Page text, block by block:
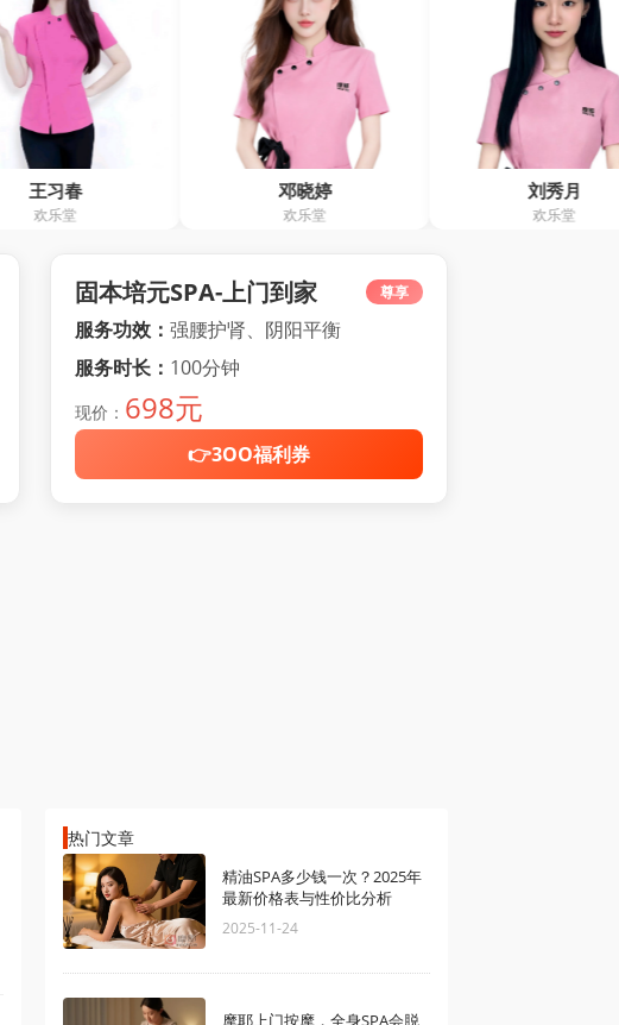
固本培元SPA-上门到家 尊享
服务功效： 强腰护肾、阴阳平衡
服务时长： 100分钟
现价： 698元
👉3OO福利券
热门文章
精油SPA多少钱一次？2025年
最新价格表与性价比分析
2025-11-24
摩耶上门按摩，全身SPA会脱